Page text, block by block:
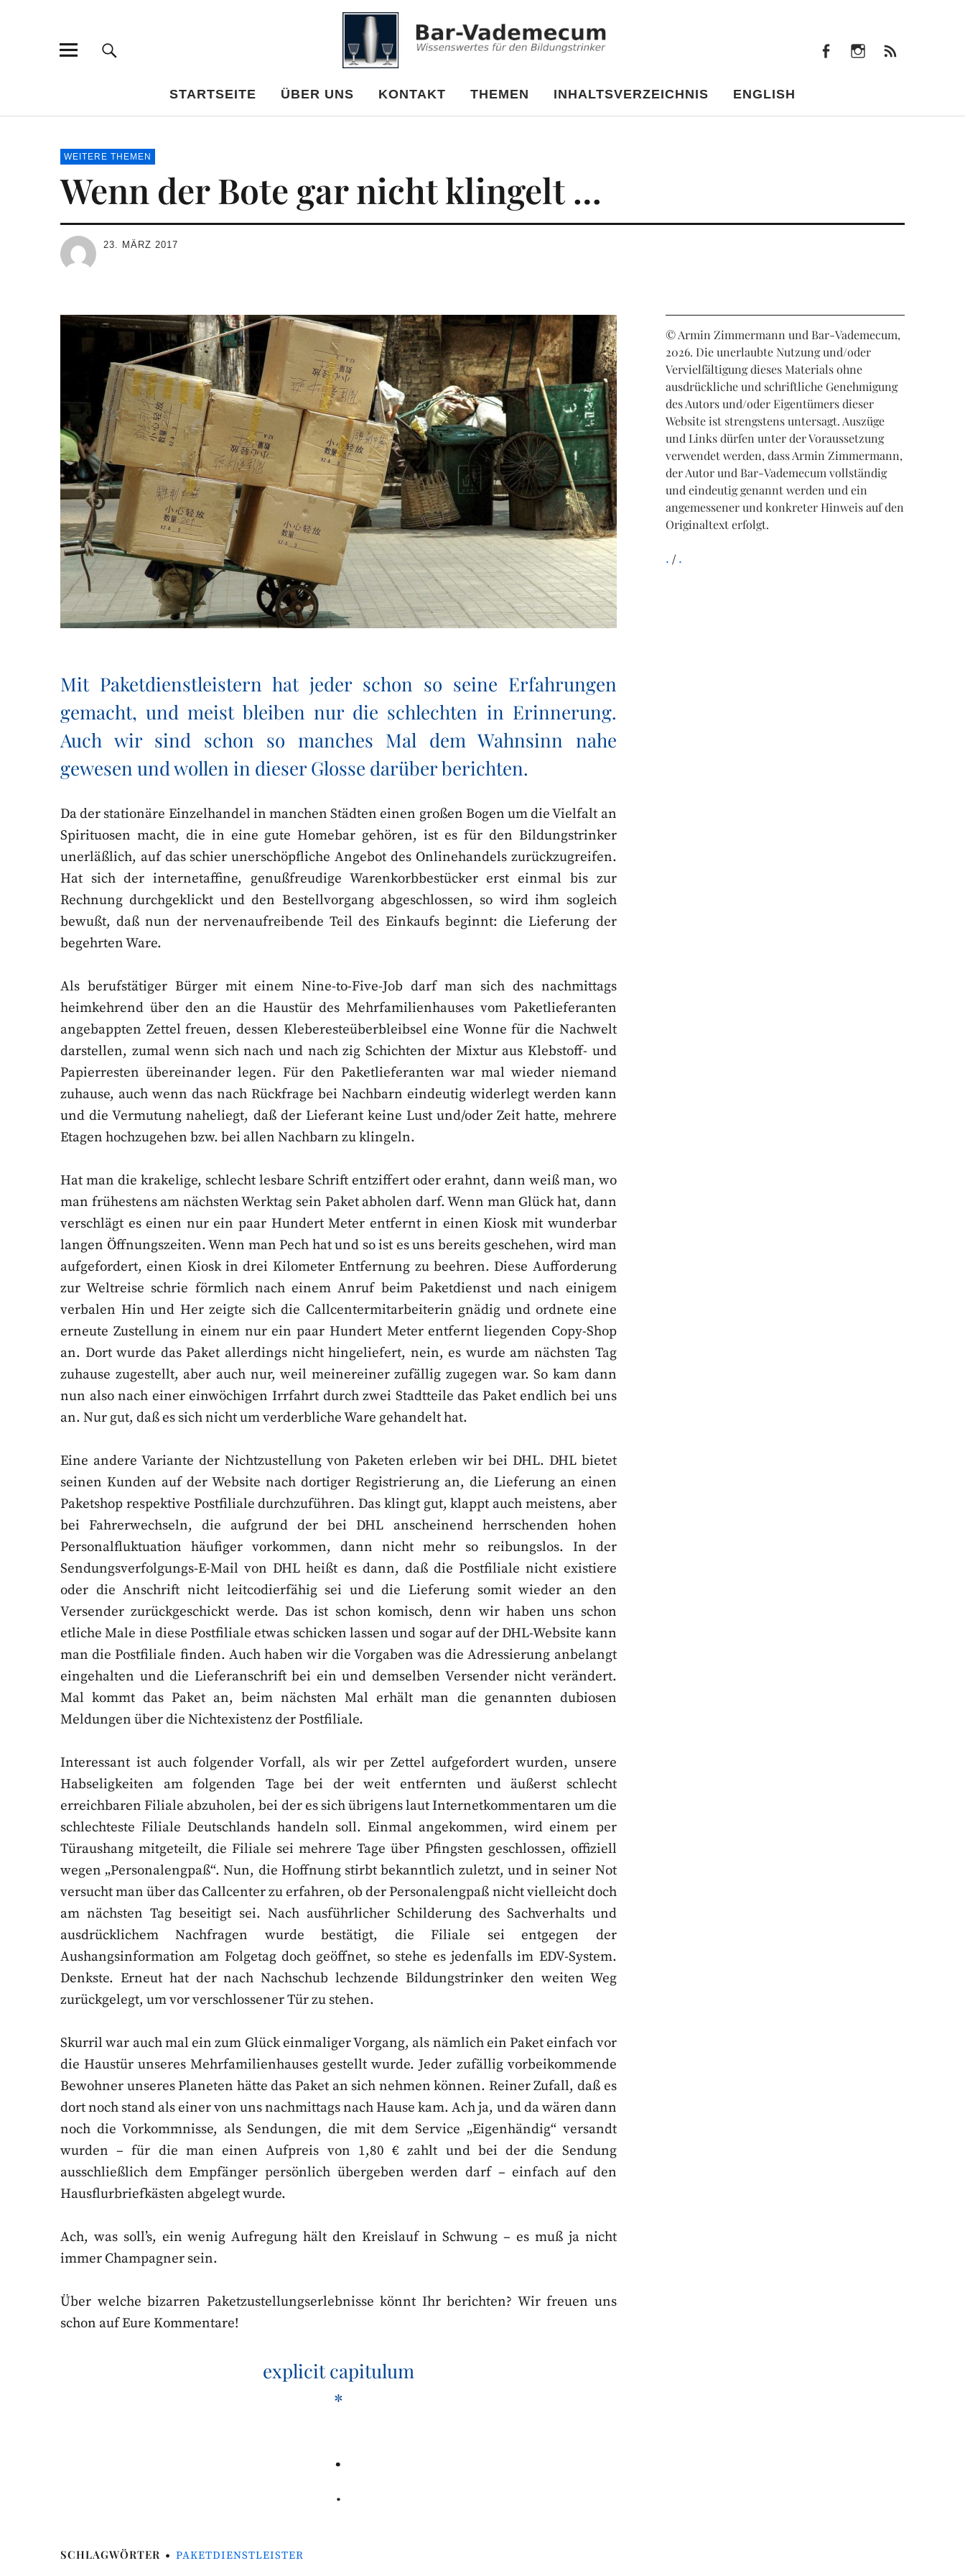
Bar-Vademecum
STARTSEITE ÜBER UNS KONTAKT THEMEN INHALTSVERZEICHNIS ENGLISH
WEITERE THEMEN
Wenn der Bote gar nicht klingelt …
23. MÄRZ 2017
Mit Paketdienstleistern hat jeder schon so seine Erfahrungen
gemacht, und meist bleiben nur die schlechten in Erinnerung.
Auch wir sind schon so manches Mal dem Wahnsinn nahe
gewesen und wollen in dieser Glosse darüber berichten.
Da der stationäre Einzelhandel in manchen Städten einen großen Bogen um die Vielfalt an
Spirituosen macht, die in eine gute Homebar gehören, ist es für den Bildungstrinker
unerläßlich, auf das schier unerschöpfliche Angebot des Onlinehandels zurückzugreifen.
Hat sich der internetaffine, genußfreudige Warenkorbbestücker erst einmal bis zur
Rechnung durchgeklickt und den Bestellvorgang abgeschlossen, so wird ihm sogleich
bewußt, daß nun der nervenaufreibende Teil des Einkaufs beginnt: die Lieferung der
begehrten Ware.
Als berufstätiger Bürger mit einem Nine-to-Five-Job darf man sich des nachmittags
heimkehrend über den an die Haustür des Mehrfamilienhauses vom Paketlieferanten
angebappten Zettel freuen, dessen Kleberesteüberbleibsel eine Wonne für die Nachwelt
darstellen, zumal wenn sich nach und nach zig Schichten der Mixtur aus Klebstoff- und
Papierresten übereinander legen. Für den Paketlieferanten war mal wieder niemand
zuhause, auch wenn das nach Rückfrage bei Nachbarn eindeutig widerlegt werden kann
und die Vermutung naheliegt, daß der Lieferant keine Lust und/oder Zeit hatte, mehrere
Etagen hochzugehen bzw. bei allen Nachbarn zu klingeln.
Hat man die krakelige, schlecht lesbare Schrift entziffert oder erahnt, dann weiß man, wo
man frühestens am nächsten Werktag sein Paket abholen darf. Wenn man Glück hat, dann
verschlägt es einen nur ein paar Hundert Meter entfernt in einen Kiosk mit wunderbar
langen Öffnungszeiten. Wenn man Pech hat und so ist es uns bereits geschehen, wird man
aufgefordert, einen Kiosk in drei Kilometer Entfernung zu beehren. Diese Aufforderung
zur Weltreise schrie förmlich nach einem Anruf beim Paketdienst und nach einigem
verbalen Hin und Her zeigte sich die Callcentermitarbeiterin gnädig und ordnete eine
erneute Zustellung in einem nur ein paar Hundert Meter entfernt liegenden Copy-Shop
an. Dort wurde das Paket allerdings nicht hingeliefert, nein, es wurde am nächsten Tag
zuhause zugestellt, aber auch nur, weil meinereiner zufällig zugegen war. So kam dann
nun also nach einer einwöchigen Irrfahrt durch zwei Stadtteile das Paket endlich bei uns
an. Nur gut, daß es sich nicht um verderbliche Ware gehandelt hat.
Eine andere Variante der Nichtzustellung von Paketen erleben wir bei DHL. DHL bietet
seinen Kunden auf der Website nach dortiger Registrierung an, die Lieferung an einen
Paketshop respektive Postfiliale durchzuführen. Das klingt gut, klappt auch meistens, aber
bei Fahrerwechseln, die aufgrund der bei DHL anscheinend herrschenden hohen
Personalfluktuation häufiger vorkommen, dann nicht mehr so reibungslos. In der
Sendungsverfolgungs-E-Mail von DHL heißt es dann, daß die Postfiliale nicht existiere
oder die Anschrift nicht leitcodierfähig sei und die Lieferung somit wieder an den
Versender zurückgeschickt werde. Das ist schon komisch, denn wir haben uns schon
etliche Male in diese Postfiliale etwas schicken lassen und sogar auf der DHL-Website kann
man die Postfiliale finden. Auch haben wir die Vorgaben was die Adressierung anbelangt
eingehalten und die Lieferanschrift bei ein und demselben Versender nicht verändert.
Mal kommt das Paket an, beim nächsten Mal erhält man die genannten dubiosen
Meldungen über die Nichtexistenz der Postfiliale.
Interessant ist auch folgender Vorfall, als wir per Zettel aufgefordert wurden, unsere
Habseligkeiten am folgenden Tage bei der weit entfernten und äußerst schlecht
erreichbaren Filiale abzuholen, bei der es sich übrigens laut Internetkommentaren um die
schlechteste Filiale Deutschlands handeln soll. Einmal angekommen, wird einem per
Türaushang mitgeteilt, die Filiale sei mehrere Tage über Pfingsten geschlossen, offiziell
wegen „Personalengpaß“. Nun, die Hoffnung stirbt bekanntlich zuletzt, und in seiner Not
versucht man über das Callcenter zu erfahren, ob der Personalengpaß nicht vielleicht doch
am nächsten Tag beseitigt sei. Nach ausführlicher Schilderung des Sachverhalts und
ausdrücklichem Nachfragen wurde bestätigt, die Filiale sei entgegen der
Aushangsinformation am Folgetag doch geöffnet, so stehe es jedenfalls im EDV-System.
Denkste. Erneut hat der nach Nachschub lechzende Bildungstrinker den weiten Weg
zurückgelegt, um vor verschlossener Tür zu stehen.
Skurril war auch mal ein zum Glück einmaliger Vorgang, als nämlich ein Paket einfach vor
die Haustür unseres Mehrfamilienhauses gestellt wurde. Jeder zufällig vorbeikommende
Bewohner unseres Planeten hätte das Paket an sich nehmen können. Reiner Zufall, daß es
dort noch stand als einer von uns nachmittags nach Hause kam. Ach ja, und da wären dann
noch die Vorkommnisse, als Sendungen, die mit dem Service „Eigenhändig“ versandt
wurden – für die man einen Aufpreis von 1,80 € zahlt und bei der die Sendung
ausschließlich dem Empfänger persönlich übergeben werden darf – einfach auf den
Hausflurbriefkästen abgelegt wurde.
Ach, was soll’s, ein wenig Aufregung hält den Kreislauf in Schwung – es muß ja nicht
immer Champagner sein.
Über welche bizarren Paketzustellungserlebnisse könnt Ihr berichten? Wir freuen uns
schon auf Eure Kommentare!
explicit capitulum
*
.
.
SCHLAGWÖRTER PAKETDIENSTLEISTER
© Armin Zimmermann und Bar-Vademecum,
2026. Die unerlaubte Nutzung und/oder
Vervielfältigung dieses Materials ohne
ausdrückliche und schriftliche Genehmigung
des Autors und/oder Eigentümers dieser
Website ist strengstens untersagt. Auszüge
und Links dürfen unter der Voraussetzung
verwendet werden, dass Armin Zimmermann,
der Autor und Bar-Vademecum vollständig
und eindeutig genannt werden und ein
angemessener und konkreter Hinweis auf den
Originaltext erfolgt.
. .